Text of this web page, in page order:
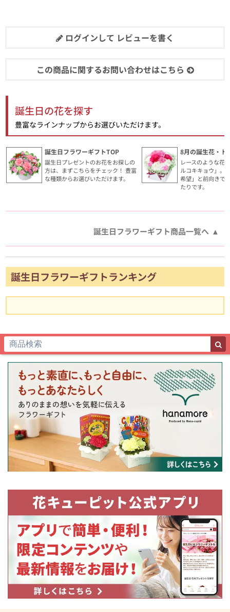
ログインして レビューを書く
この商品に関するお問い合わせはこちら
誕生日の花を探す
豊富なラインナップからお選びいただけます。
誕生日フラワーギフトTOP
誕生日プレゼントのお花をお探しの
方は、まずこちらをチェック！ 豊富
な種類からお選びいただけます。
8月の誕生花・ト
レースのような花
ルコキキョウ」。
希望」と前向きで
たりです。
誕生日フラワーギフト商品一覧へ
誕生日フラワーギフトランキング